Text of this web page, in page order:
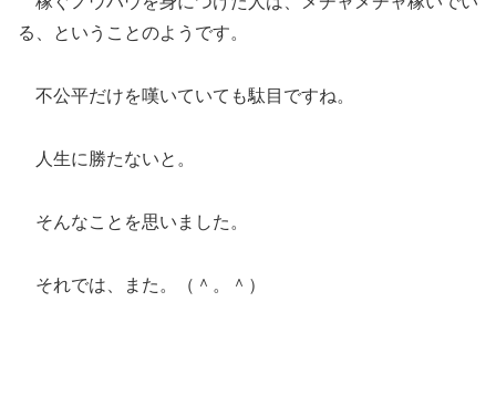
る、ということのようです。
不公平だけを嘆いていても駄目ですね。
人生に勝たないと。
そんなことを思いました。
それでは、また。（＾。＾）